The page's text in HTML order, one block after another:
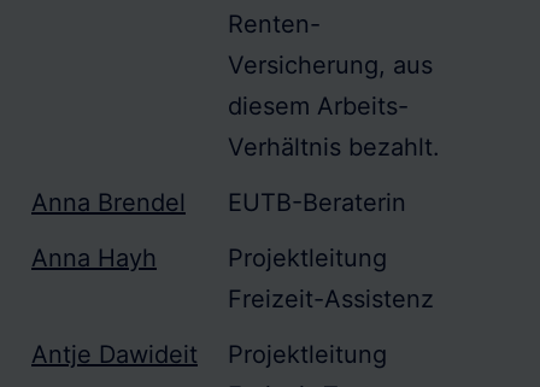
Renten-
Versicherung, aus
diesem Arbeits-
Verhältnis bezahlt.
Anna Brendel
EUTB-Beraterin
Anna Hayh
Projektleitung
Freizeit-Assistenz
Antje Dawideit
Projektleitung